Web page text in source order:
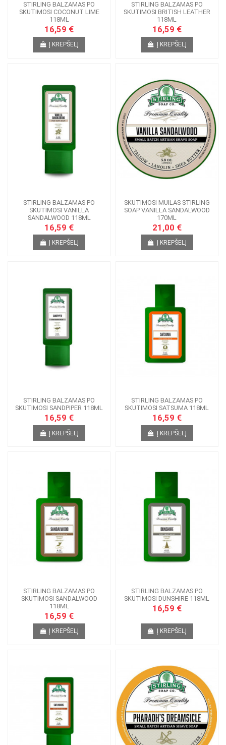
STIRLING BALZAMAS PO
SKUTIMOSI COCONUT LIME
118ML
16,59 €
Į KREPŠELĮ
STIRLING BALZAMAS PO
SKUTIMOSI BRITISH LEATHER
118ML
16,59 €
Į KREPŠELĮ
STIRLING BALZAMAS PO
SKUTIMOSI VANILLA
SANDALWOOD 118ML
16,59 €
Į KREPŠELĮ
SKUTIMOSI MUILAS STIRLING
SOAP VANILLA SANDALWOOD
170ML
21,00 €
Į KREPŠELĮ
STIRLING BALZAMAS PO
SKUTIMOSI SANDPIPER 118ML
16,59 €
Į KREPŠELĮ
STIRLING BALZAMAS PO
SKUTIMOSI SATSUMA 118ML
16,59 €
Į KREPŠELĮ
STIRLING BALZAMAS PO
SKUTIMOSI SANDALWOOD
118ML
16,59 €
Į KREPŠELĮ
STIRLING BALZAMAS PO
SKUTIMOSI DUNSHIRE 118ML
16,59 €
Į KREPŠELĮ